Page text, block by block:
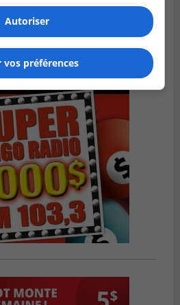
du lac Cristal était
Autoriser
vos préférences